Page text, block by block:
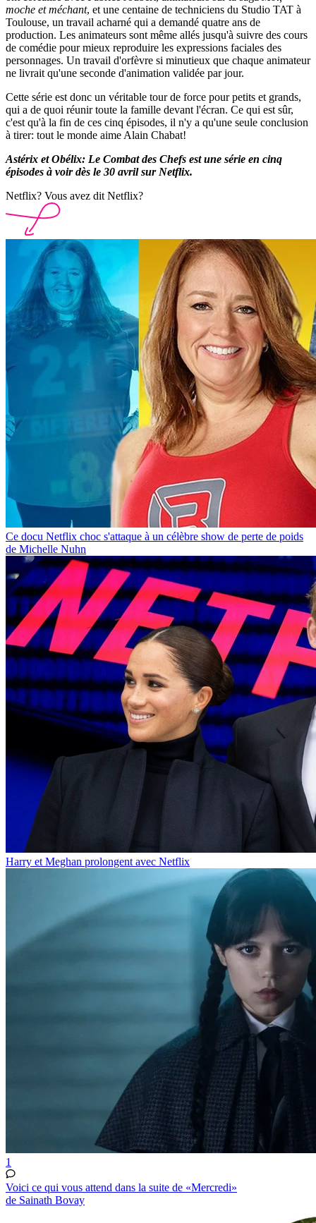
moche et méchant, et une centaine de techniciens du Studio TAT à
Toulouse, un travail acharné qui a demandé quatre ans de
production. Les animateurs sont même allés jusqu'à suivre des cours
de comédie pour mieux reproduire les expressions faciales des
personnages. Un travail d'orfèvre si minutieux que chaque animateur
ne livrait qu'une seconde d'animation validée par jour.
Cette série est donc un véritable tour de force pour petits et grands,
qui a de quoi réunir toute la famille devant l'écran. Ce qui est sûr,
c'est qu'à la fin de ces cinq épisodes, il n'y a qu'une seule conclusion
à tirer: tout le monde aime Alain Chabat!
Astérix et Obélix: Le Combat des Chefs est une série en cinq
épisodes à voir dès le 30 avril sur Netflix.
Netflix? Vous avez dit Netflix?
Ce docu Netflix choc s'attaque à un célèbre show de perte de poids
de Michelle Nuhn
Harry et Meghan prolongent avec Netflix
1
Voici ce qui vous attend dans la suite de «Mercredi»
de Sainath Bovay